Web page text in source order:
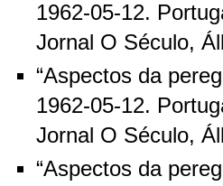
1962-05-12.
Jornal O Século,
“Aspectos da
1962-05-12.
Jornal O Século,
“Aspectos da